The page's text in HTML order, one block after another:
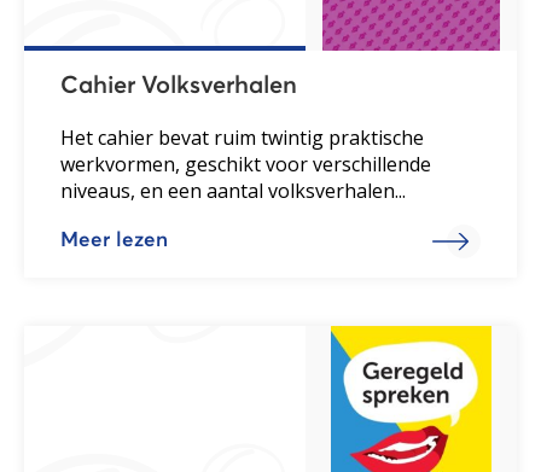
Cahier Volksverhalen
Het cahier bevat ruim twintig praktische
werkvormen, geschikt voor verschillende
niveaus, en een aantal volksverhalen...
Meer lezen